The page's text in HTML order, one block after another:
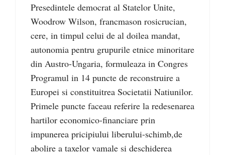
Presedintele democrat al Statelor Unite,
Woodrow Wilson, francmason rosicrucian,
cere, in timpul celui de al doilea mandat,
autonomia pentru grupurile etnice minoritare
din Austro-Ungaria, formuleaza in Congres
Programul in 14 puncte de reconstruire a
Europei si constituitrea Societatii Natiunilor.
Primele puncte faceau referire la redesenarea
hartilor economico-financiare prin
impunerea pricipiului liberului-schimb,de
abolire a taxelor vamale si deschiderea